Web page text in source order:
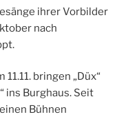
ihrer Vorbilder
nach
bringen „Düx“
ins Burghaus. Seit
Bühnen